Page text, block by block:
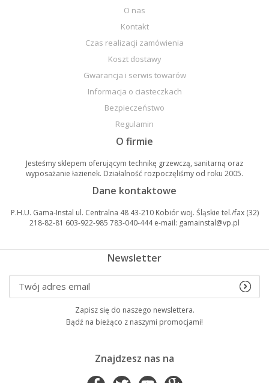
O nas
Kontakt
Czas realizacji zamówienia
Koszt dostawy
Gwarancja i serwis towarów
Informacja o ciasteczkach
Bezpieczeństwo
Regulamin
O firmie
Jesteśmy sklepem oferującym technikę grzewczą, sanitarną oraz
wyposażanie łazienek. Działalność rozpoczęliśmy od roku 2005.
Dane kontaktowe
P.H.U. Gama-Instal ul. Centralna 48 43-210 Kobiór woj. Śląskie tel./fax (32)
218-82-81 603-922-985 783-040-444 e-mail: gamainstal@vp.pl
Newsletter
Zapisz się do naszego newslettera.
Bądź na bieżąco z naszymi promocjami!
Znajdzesz nas na